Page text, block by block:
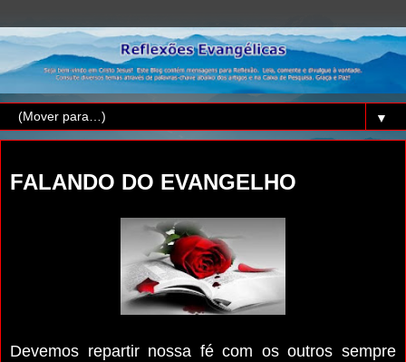
▼
FALANDO DO EVANGELHO
Devemos repartir nossa fé com os outros sempre